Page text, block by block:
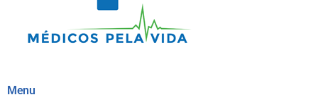
Menu